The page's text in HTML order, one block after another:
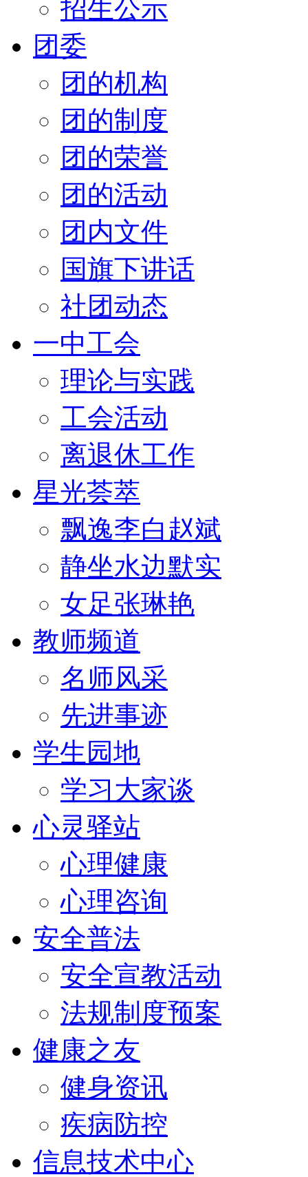
招生公示
团委
团的机构
团的制度
团的荣誉
团的活动
团内文件
国旗下讲话
社团动态
一中工会
理论与实践
工会活动
离退休工作
星光荟萃
飘逸李白赵斌
静坐水边默实
女足张琳艳
教师频道
名师风采
先进事迹
学生园地
学习大家谈
心灵驿站
心理健康
心理咨询
安全普法
安全宣教活动
法规制度预案
健康之友
健身资讯
疾病防控
信息技术中心